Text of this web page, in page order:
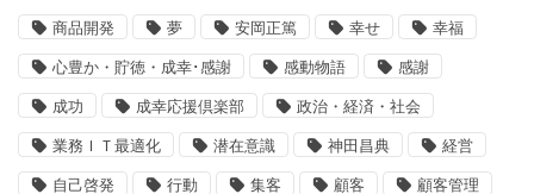
商品開発 夢 安岡正篤 幸せ 幸福
心豊か・貯徳・成幸･感謝 感動物語 感謝
成功 成幸応援倶楽部 政治・経済・社会
業務ＩＴ最適化 潜在意識 神田昌典 経営
自己啓発 行動 集客 顧客 顧客管理